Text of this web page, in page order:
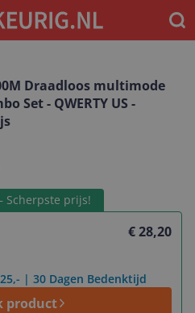
Draadloos multimode
Set - QWERTY US -
Scherpste prijs!
€ 28,20
| 30 Dagen Bedenktijd
product